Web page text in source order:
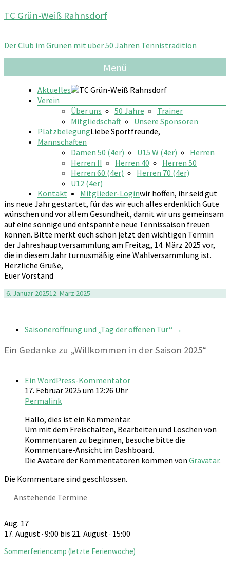
Zum
TC Grün-Weiß Rahnsdorf
Der Club im Grünen mit über 50 Jahren Tennistradition
Menü
Aktuelles
Verein
Über uns
50 Jahre
Trainer
Mitgliedschaft
Unsere Sponsoren
Platzbelegung
Mannschaften
Damen 50 (4er)
U15 W (4er)
Herren
Herren II
Herren 40
Herren 50
Herren 60 (4er)
Herren 70 (4er)
U12 (4er)
Kontakt
Mitglieder-Login
Liebe Sportfreunde,
wir hoffen, ihr seid gut
ins neue Jahr gestartet, für das wir euch alles erdenklich Gute
wünschen und vor allem Gesundheit, damit wir uns gemeinsam
auf eine sonnige und entspannte neue Tennissaison freuen
können. Bitte merkt euch schon jetzt den wichtigen Termin
der Jahreshauptversammlung am Freitag, 14. März 2025 vor,
die in diesem Jahr turnusmäßig eine Wahlversammlung ist.
Herzliche Grüße,
Euer Vorstand
6. Januar 202512. März 2025
Saisoneröffnung und „Tag der offenen Tür“ →
Ein Gedanke zu „Willkommen in der Saison 2025“
Ein WordPress-Kommentator
17. Februar 2025 um 12:26 Uhr
Permalink
Hallo, dies ist ein Kommentar.
Um mit dem Freischalten, Bearbeiten und Löschen von
Kommentaren zu beginnen, besuche bitte die
Kommentare-Ansicht im Dashboard.
Die Avatare der Kommentatoren kommen von Gravatar.
Die Kommentare sind geschlossen.
Anstehende Termine
Aug. 17
17. August · 9:00 bis 21. August · 15:00
Sommerferiencamp (letzte Ferienwoche)